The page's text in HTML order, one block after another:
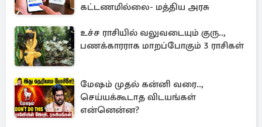
கட்டணமில்லை- மத்திய அரசு
உச்ச ராசியில் வலுவடையும் குரு..,
பணக்காரராக மாறப்போகும் 3 ராசிகள்
மேஷம் முதல் கன்னி வரை..,
செய்யக்கூடாத விடயங்கள்
என்னென்ன?